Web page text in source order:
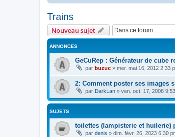
Trains
Nouveau sujet
ANNONCES
GeCuRep : Générateur de cube
par buzuc » mer. mai 16, 2012 2:33
2: Comment poster ses images
par DarkLan » ven. oct. 17, 2008
SUJETS
toilettes (lampisterie et huilerie)
par denis » dim. févr. 26, 2023 6:30